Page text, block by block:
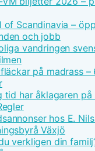
of Scandinavia –
och jobb
vandringen
på madrass –
tid har åklagaren
hos E.
Växjö
verkligen din